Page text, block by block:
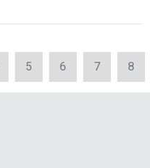
5 6 7 8